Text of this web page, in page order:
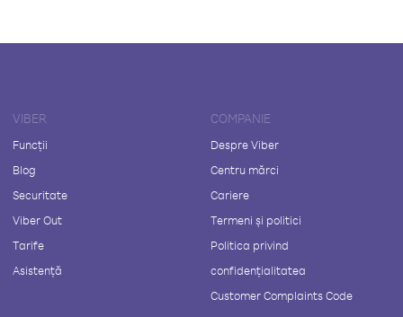
VIBER
Funcții
Blog
Securitate
Viber Out
Tarife
Asistență
COMPANIE
Despre Viber
Centru mărci
Cariere
Termeni și politici
Politica privind
confidențialitatea
Customer Complaints Code